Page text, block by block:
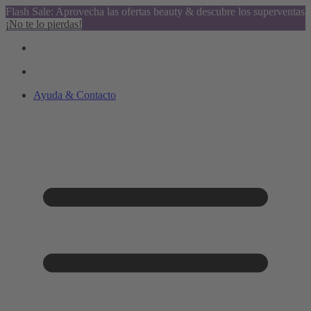
Flash Sale: Aprovecha las ofertas beauty & descubre los superventas
¡No te lo pierdas!
Ayuda & Contacto